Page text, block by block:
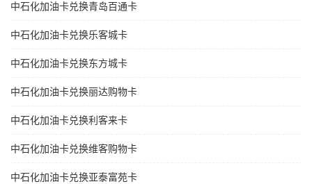
中石化加油卡兑换青岛百通卡
中石化加油卡兑换乐客城卡
中石化加油卡兑换东方城卡
中石化加油卡兑换丽达购物卡
中石化加油卡兑换利客来卡
中石化加油卡兑换维客购物卡
中石化加油卡兑换亚泰富苑卡